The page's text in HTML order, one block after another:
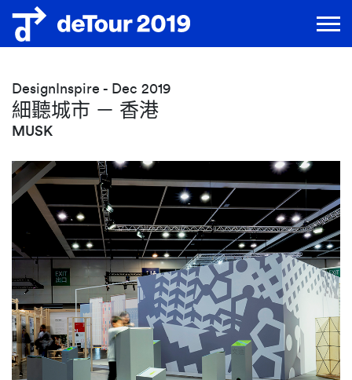
細聽城市 － 香港
MUSK
DesignInspire - Dec 2019